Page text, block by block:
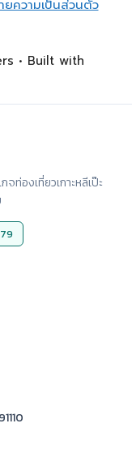
ยความเป็นส่วนตัว
• Built with
ท่องเที่ยวเกาะหลีเป๊ะ